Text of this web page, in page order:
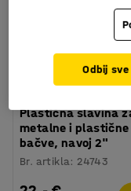
Plastična slavina
metalne i plastične
bačve, navoj 2"
Br. artikla: 24743
Odbij sve